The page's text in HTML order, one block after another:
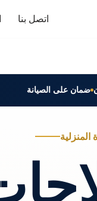
اتصل بنا
ضمان على الصيانة